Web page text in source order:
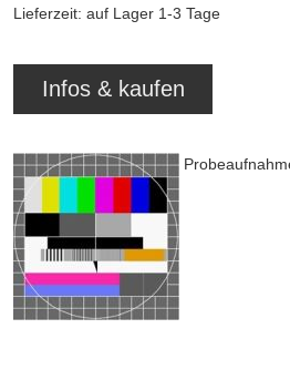
Lieferzeit: auf Lager 1-3 Tage
Infos & kaufen